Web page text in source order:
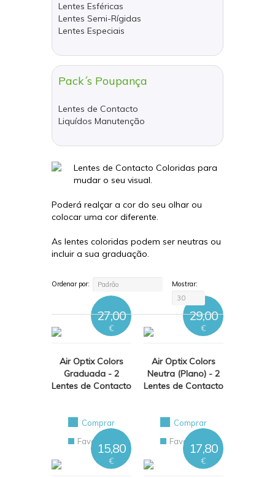
Lentes Esféricas
Lentes Semi-Rígidas
Lentes Especiais
Pack´s Poupança
Lentes de Contacto
Liquídos Manutenção
Lentes de Contacto Coloridas para
mudar o seu visual.
Poderá realçar a cor do seu olhar ou
colocar uma cor diferente.
As lentes coloridas podem ser neutras ou
incluir a sua graduação.
Ordenar por: Padrão
Mostrar:
30
Air Optix Colors
Graduada - 2
Lentes de Contacto
27,00
€
Comprar
Favoritos
Air Optix Colors
Neutra (Plano) - 2
Lentes de Contacto
29,00
€
Comprar
Favoritos
15,80
€
17,80
€